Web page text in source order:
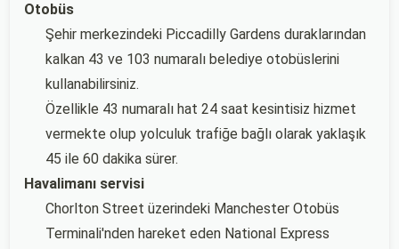
Otobüs
Şehir merkezindeki Piccadilly Gardens duraklarından
kalkan 43 ve 103 numaralı belediye otobüslerini
kullanabilirsiniz.
Özellikle 43 numaralı hat 24 saat kesintisiz hizmet
vermekte olup yolculuk trafiğe bağlı olarak yaklaşık
45 ile 60 dakika sürer.
Havalimanı servisi
Chorlton Street üzerindeki Manchester Otobüs
Terminali'nden hareket eden National Express